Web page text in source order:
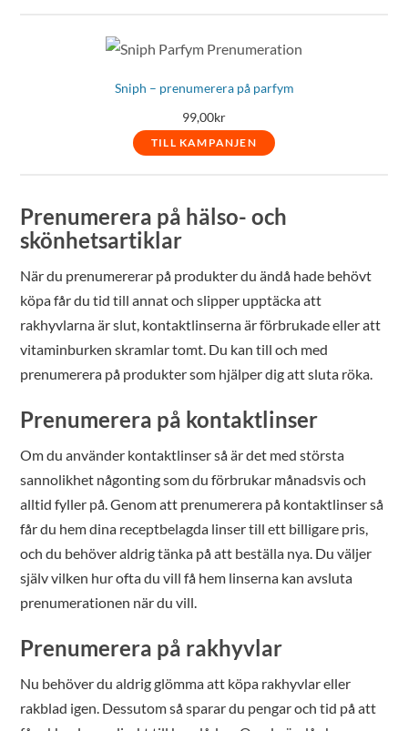
Sniph – prenumerera på parfym
99,00kr
TILL KAMPANJEN
Prenumerera på hälso- och
skönhetsartiklar
När du prenumererar på produkter du ändå hade behövt
köpa får du tid till annat och slipper upptäcka att
rakhyvlarna är slut, kontaktlinserna är förbrukade eller att
vitaminburken skramlar tomt. Du kan till och med
prenumerera på produkter som hjälper dig att sluta röka.
Prenumerera på kontaktlinser
Om du använder kontaktlinser så är det med största
sannolikhet någonting som du förbrukar månadsvis och
alltid fyller på. Genom att prenumerera på kontaktlinser så
får du hem dina receptbelagda linser till ett billigare pris,
och du behöver aldrig tänka på att beställa nya. Du väljer
själv vilken hur ofta du vill få hem linserna kan avsluta
prenumerationen när du vill.
Prenumerera på rakhyvlar
Nu behöver du aldrig glömma att köpa rakhyvlar eller
rakblad igen. Dessutom så sparar du pengar och tid på att